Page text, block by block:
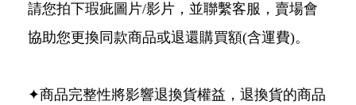
請您拍下瑕疵圖片/影片，並聯繫客服，賣場會
協助您更換同款商品或退還購買額(含運費)。
✦商品完整性將影響退換貨權益，退換貨的商品